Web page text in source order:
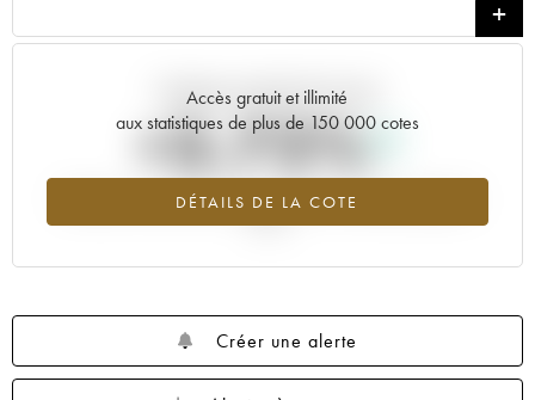
+
Accès gratuit et illimité
aux statistiques de plus de 150 000 cotes
DÉTAILS DE LA COTE
Tendance actuelle de la cote
+3.72%
Tendance à la hausse du millésime 1992 en 2026 par rapport à
Créer une alerte